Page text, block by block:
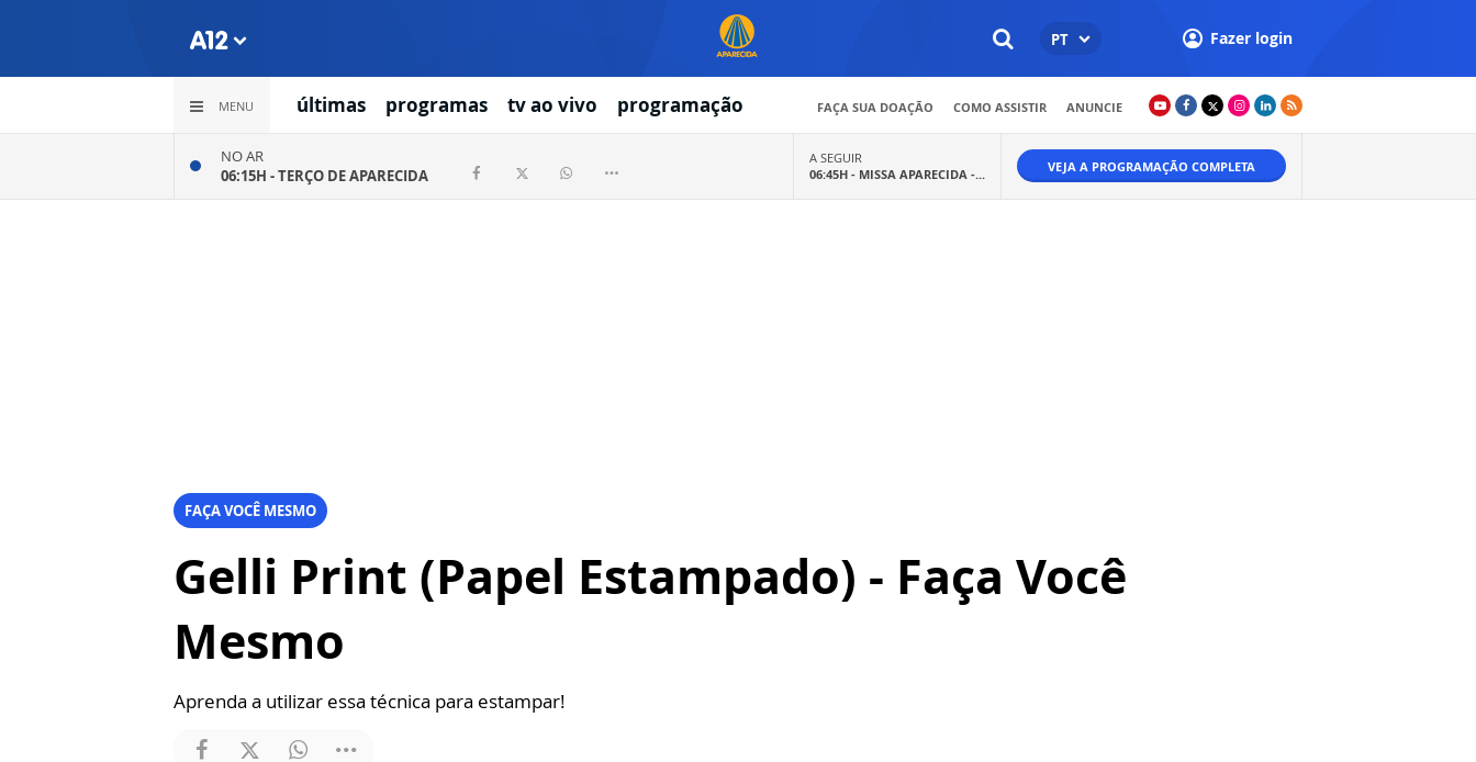
PT Fazer login
MENU últimas programas tv ao vivo programação FAÇA SUA DOAÇÃO COMO ASSISTIR ANUNCIE
NO AR
06:15H -TERÇO DE APARECIDA
A SEGUIR
06:45H - MISSA APARECIDA -... VEJA A PROGRAMAÇÃO COMPLETA
FAÇA VOCÊ MESMO
Gelli Print (Papel Estampado) - Faça Você
Mesmo
Aprenda a utilizar essa técnica para estampar!